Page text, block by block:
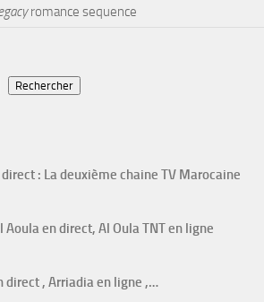
romance sequence
Rechercher
: La deuxième chaine TV Marocaine
Aoula en direct, Al Oula TNT en ligne
direct , Arriadia en ligne ,…